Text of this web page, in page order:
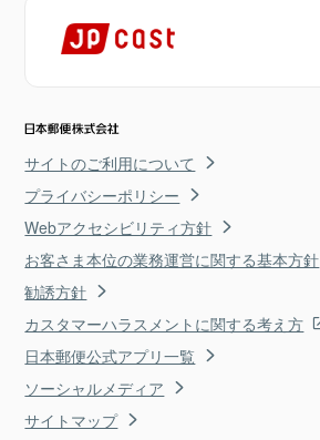
サイトのご利用について
プライバシーポリシー
Webアクセシビリティ方針
お客さま本位の業務運営に関する基本方針
勧誘方針
カスタマーハラスメントに関する考え方
日本郵便公式アプリ一覧
ソーシャルメディア
サイトマップ